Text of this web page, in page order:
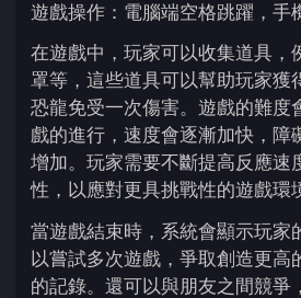
遊戲操作：電腦端空格跳躍，手
在遊戲中，玩家可以收集道具，
罩等，這些道具可以幫助玩家獲
恐龍免受一次傷害。遊戲的難度
戲的進行，速度會逐漸加快，障
增加。玩家需要不斷提高反應速
性，以應對更具挑戰性的遊戲環
當遊戲結束時，系統會顯示玩家
以嘗試多次遊戲，爭取創造更高
的記錄。還可以與朋友之間競爭